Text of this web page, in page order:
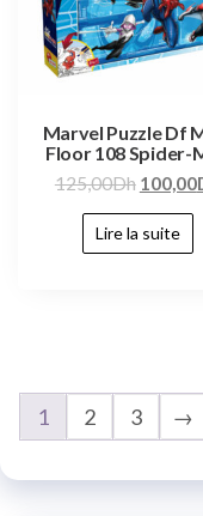
Marvel Puzzle Df
Floor 108 Spider-
125,00Dh 100,00
Lire la suite
1 2 3 →